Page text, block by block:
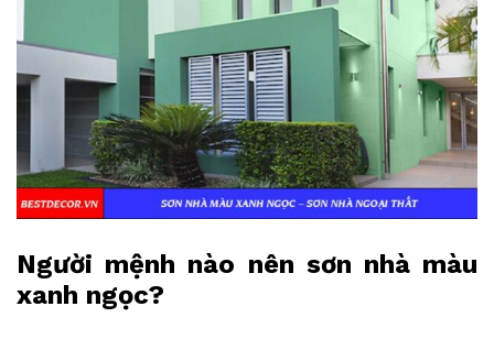
Người mệnh nào nên sơn nhà màu
xanh ngọc?